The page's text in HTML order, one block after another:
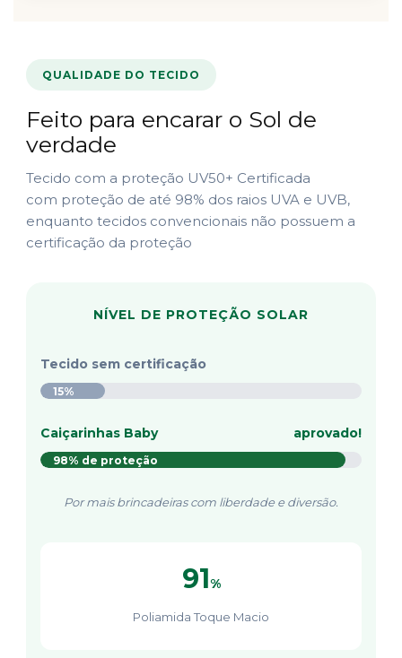
QUALIDADE DO TECIDO
Feito para encarar o Sol de
verdade
Tecido com a proteção UV50+ Certificada
com proteção de até 98% dos raios UVA e UVB,
enquanto tecidos convencionais não possuem a
certificação da proteção
NÍVEL DE PROTEÇÃO SOLAR
Tecido sem certificação
15%
Caiçarinhas Baby aprovado!
98% de proteção
Por mais brincadeiras com liberdade e diversão.
91%
Poliamida Toque Macio